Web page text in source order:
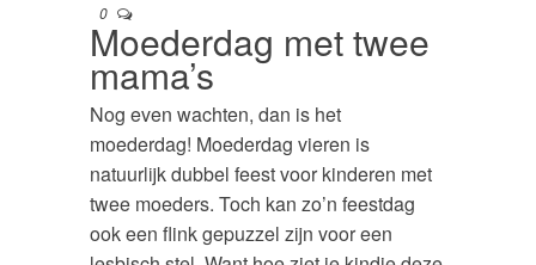
0
Moederdag met twee
mama’s
Nog even wachten, dan is het
moederdag! Moederdag vieren is
natuurlijk dubbel feest voor kinderen met
twee moeders. Toch kan zo’n feestdag
ook een flink gepuzzel zijn voor een